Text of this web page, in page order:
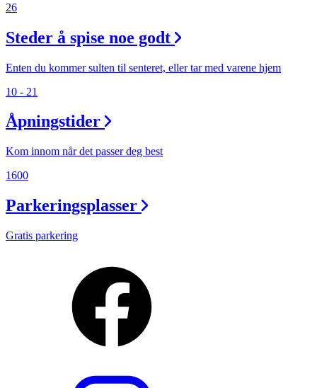
26
Steder å spise noe godt
Enten du kommer sulten til senteret, eller tar med varene hjem
10 - 21
Åpningstider
Kom innom når det passer deg best
1600
Parkeringsplasser
Gratis parkering